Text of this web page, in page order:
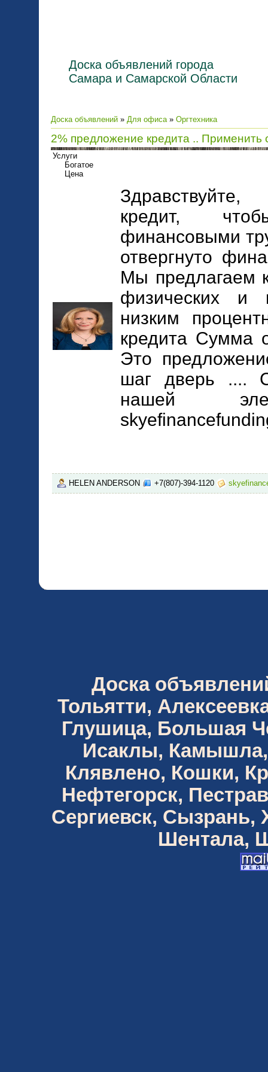
Доска объявлений города
Самара и Самарской Области
Доска объявлений » Для офиса» Оргтехника
2% предложение кредита .. Применить
Услуги
Богатое
Цена
кредит,
финансовыми
отвергнуто
Мы предлагаем
физических и
низким
кредита Сумма
Это
шаг дверь ....
нашей
HELEN ANDERSON +7(807)-394-1120
Доска
Тольятти,
Глушица, Большая
Исаклы, Камышла,
Клявлено, Кошки,
Нефтегорск,
Сергиевск,
Шентала,